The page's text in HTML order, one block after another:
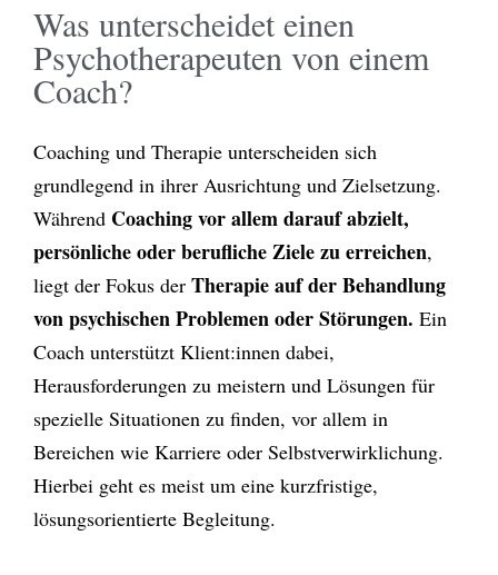
Was unterscheidet einen
Psychotherapeuten von einem
Coach?
Coaching und Therapie unterscheiden sich
grundlegend in ihrer Ausrichtung und Zielsetzung.
Während Coaching vor allem darauf abzielt,
persönliche oder berufliche Ziele zu erreichen,
liegt der Fokus der Therapie auf der Behandlung
von psychischen Problemen oder Störungen. Ein
Coach unterstützt Klient:innen dabei,
Herausforderungen zu meistern und Lösungen für
spezielle Situationen zu finden, vor allem in
Bereichen wie Karriere oder Selbstverwirklichung.
Hierbei geht es meist um eine kurzfristige,
lösungsorientierte Begleitung.